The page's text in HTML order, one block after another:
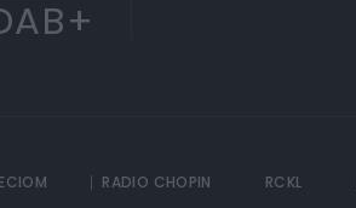
RADIO CHOPIN RCKL